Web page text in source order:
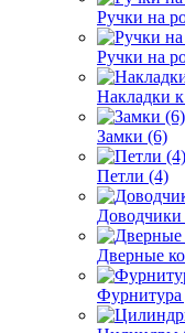
Ручки на
Ручки на
Накладки
Замки (6)
Петли (4)
Доводчики
Дверные
Фурнитура